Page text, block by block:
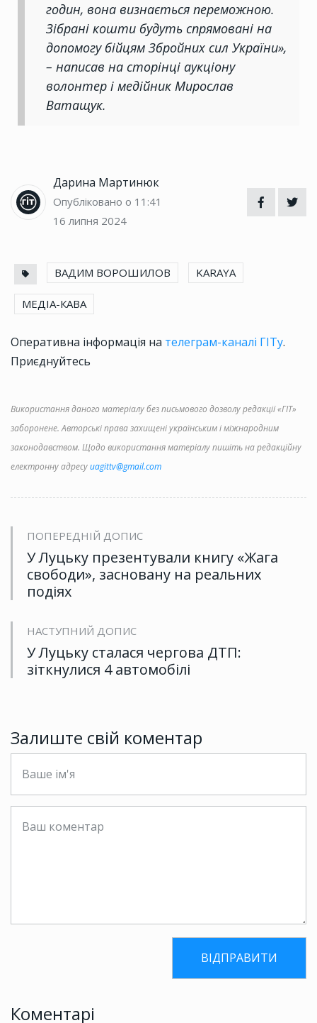
годин, вона визнається переможною.
Зібрані кошти будуть спрямовані на
допомогу бійцям Збройних сил України»,
– написав на сторінці аукціону
волонтер і медійник Мирослав
Ватащук.
Дарина Мартинюк
Опубліковано о 11:41
16 липня 2024
ВАДИМ ВОРОШИЛОВ KARAYA
МЕДІА-КАВА
Оперативна інформація на телеграм-каналі ГІТу.
Приєднуйтесь
Використання даного матеріалу без письмового дозволу редакції «ГІТ»
заборонене. Авторські права захищені українським і міжнародним
законодавством. Щодо використання матеріалу пишіть на редакційну
електронну адресуuagittv@gmail.com
ПОПЕРЕДНІЙ ДОПИС
У Луцьку презентували книгу «Жага
свободи», засновану на реальних
подіях
НАСТУПНИЙ ДОПИС
У Луцьку сталася чергова ДТП:
зіткнулися 4 автомобілі
Залиште свій коментар
Коментарі